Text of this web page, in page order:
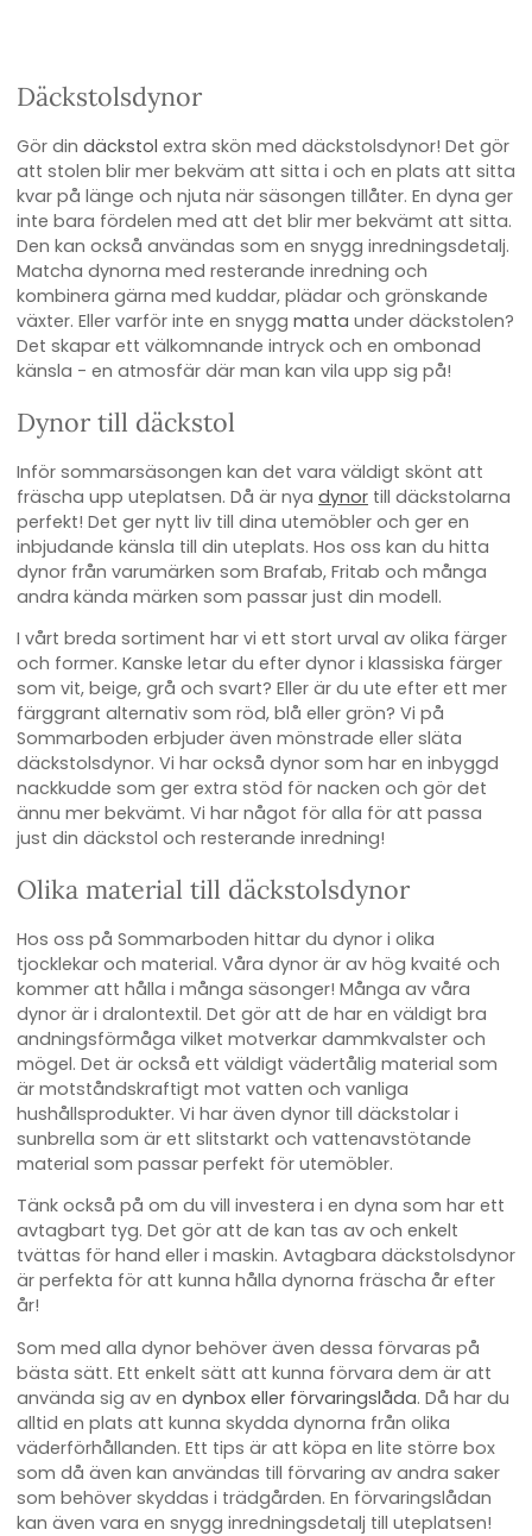
Däckstolsdynor
Gör din däckstol extra skön med däckstolsdynor! Det gör
att stolen blir mer bekväm att sitta i och en plats att sitta
kvar på länge och njuta när säsongen tillåter. En dyna ger
inte bara fördelen med att det blir mer bekvämt att sitta.
Den kan också användas som en snygg inredningsdetalj.
Matcha dynorna med resterande inredning och
kombinera gärna med kuddar, plädar och grönskande
växter. Eller varför inte en snygg matta under däckstolen?
Det skapar ett välkomnande intryck och en ombonad
känsla - en atmosfär där man kan vila upp sig på!
Dynor till däckstol
Inför sommarsäsongen kan det vara väldigt skönt att
fräscha upp uteplatsen. Då är nya dynor till däckstolarna
perfekt! Det ger nytt liv till dina utemöbler och ger en
inbjudande känsla till din uteplats. Hos oss kan du hitta
dynor från varumärken som Brafab, Fritab och många
andra kända märken som passar just din modell.
I vårt breda sortiment har vi ett stort urval av olika färger
och former. Kanske letar du efter dynor i klassiska färger
som vit, beige, grå och svart? Eller är du ute efter ett mer
färggrant alternativ som röd, blå eller grön? Vi på
Sommarboden erbjuder även mönstrade eller släta
däckstolsdynor. Vi har också dynor som har en inbyggd
nackkudde som ger extra stöd för nacken och gör det
ännu mer bekvämt. Vi har något för alla för att passa
just din däckstol och resterande inredning!
Olika material till däckstolsdynor
Hos oss på Sommarboden hittar du dynor i olika
tjocklekar och material. Våra dynor är av hög kvaité och
kommer att hålla i många säsonger! Många av våra
dynor är i dralontextil. Det gör att de har en väldigt bra
andningsförmåga vilket motverkar dammkvalster och
mögel. Det är också ett väldigt vädertålig material som
är motståndskraftigt mot vatten och vanliga
hushållsprodukter. Vi har även dynor till däckstolar i
sunbrella som är ett slitstarkt och vattenavstötande
material som passar perfekt för utemöbler.
Tänk också på om du vill investera i en dyna som har ett
avtagbart tyg. Det gör att de kan tas av och enkelt
tvättas för hand eller i maskin. Avtagbara däckstolsdynor
är perfekta för att kunna hålla dynorna fräscha år efter
år!
Som med alla dynor behöver även dessa förvaras på
bästa sätt. Ett enkelt sätt att kunna förvara dem är att
använda sig av en dynbox eller förvaringslåda. Då har du
alltid en plats att kunna skydda dynorna från olika
väderförhållanden. Ett tips är att köpa en lite större box
som då även kan användas till förvaring av andra saker
som behöver skyddas i trädgården. En förvaringslådan
kan även vara en snygg inredningsdetalj till uteplatsen!